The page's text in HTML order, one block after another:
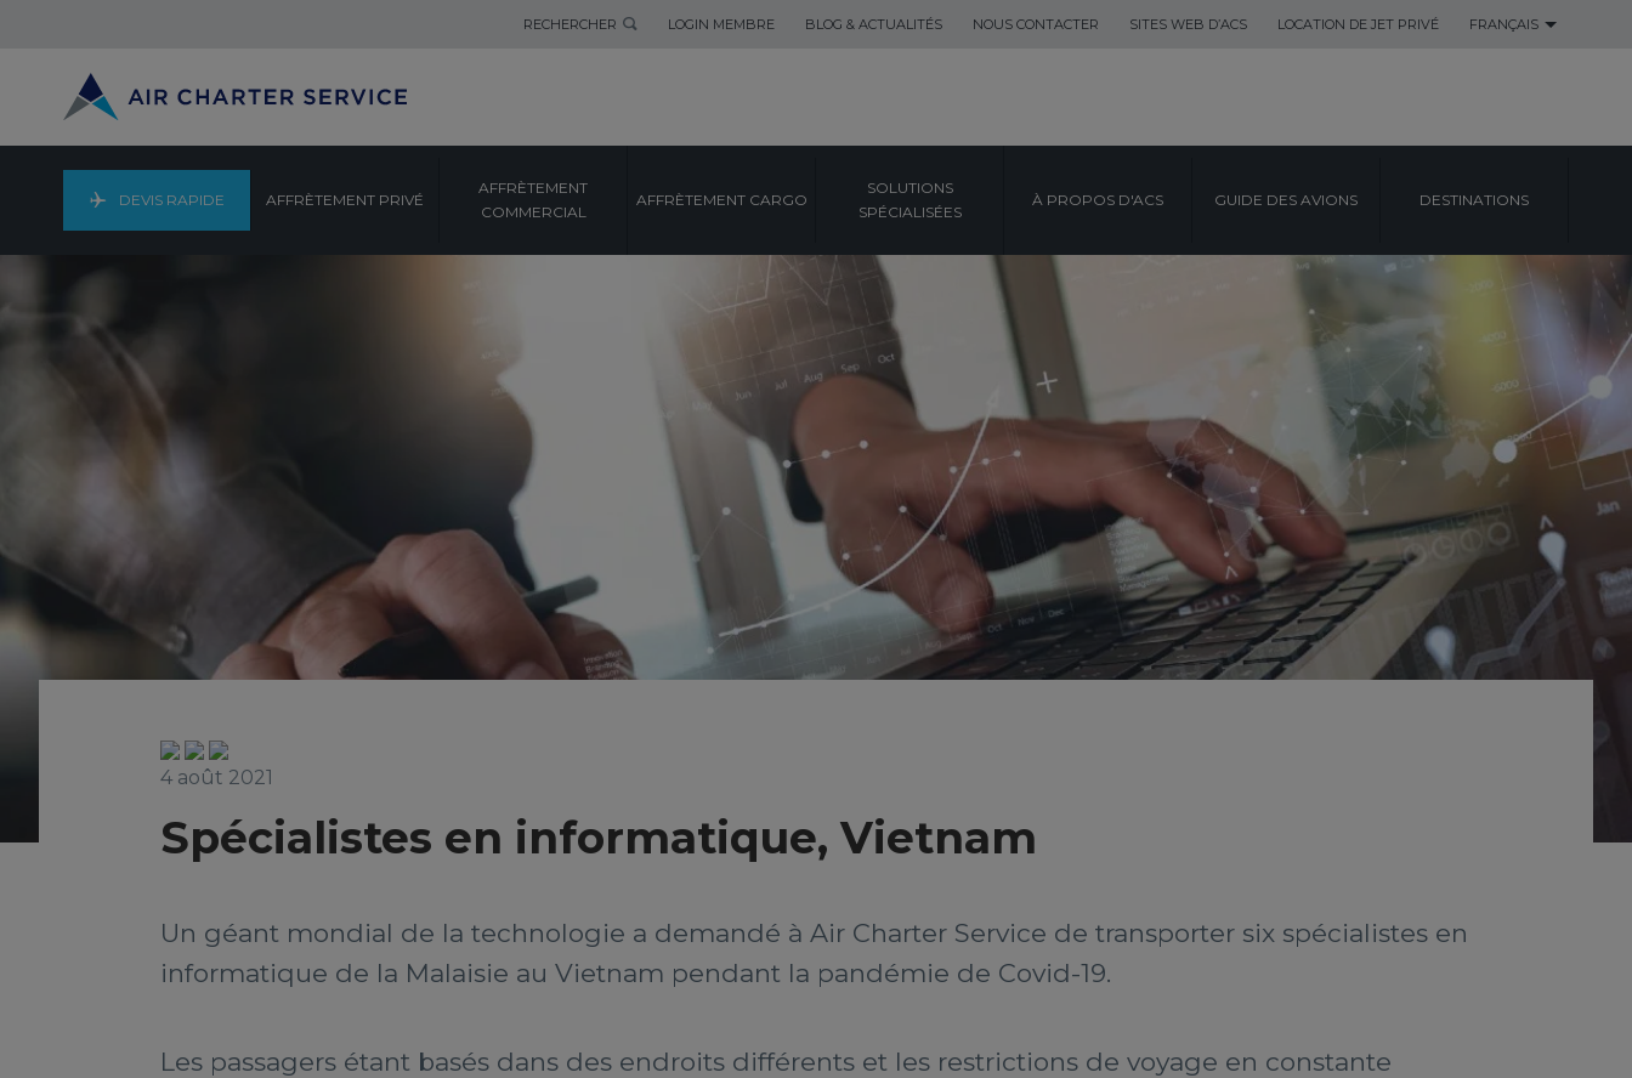
RECHERCHER LOGIN MEMBRE BLOG & ACTUALITÉS NOUS CONTACTER SITES WEB D’ACS LOCATION DE JET PRIVÉ FRANÇAIS
DEVIS RAPIDE AFFRÈTEMENT PRIVÉ
AFFRÈTEMENT
COMMERCIAL
AFFRÈTEMENT CARGO
SOLUTIONS
SPÉCIALISÉES
À PROPOS D'ACS GUIDE DES AVIONS DESTINATIONS
4 août 2021
Spécialistes en informatique, Vietnam
Un géant mondial de la technologie a demandé à Air Charter Service de transporter six spécialistes en
informatique de la Malaisie au Vietnam pendant la pandémie de Covid-19.
Les passagers étant basés dans des endroits différents et les restrictions de voyage en constante